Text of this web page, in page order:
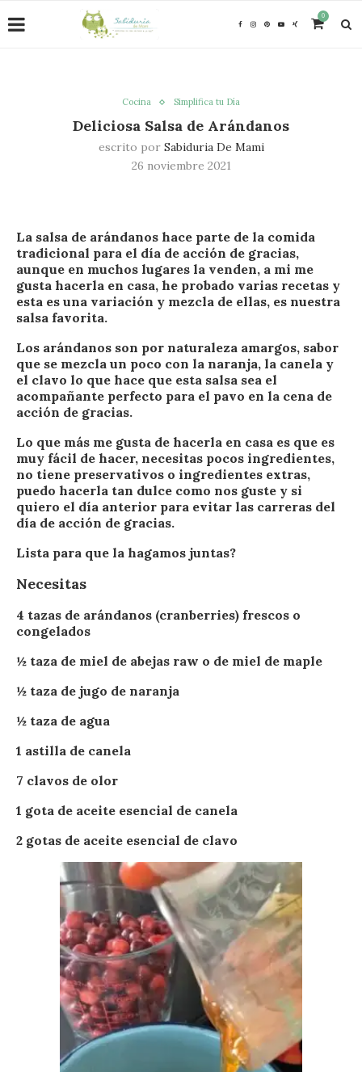
0
Cocina Simplifica tu Día
Deliciosa Salsa de Arándanos
escrito por Sabiduria De Mami
26 noviembre 2021
La salsa de arándanos hace parte de la comida
tradicional para el día de acción de gracias,
aunque en muchos lugares la venden, a mi me
gusta hacerla en casa, he probado varias recetas y
esta es una variación y mezcla de ellas, es nuestra
salsa favorita.
Los arándanos son por naturaleza amargos, sabor
que se mezcla un poco con la naranja, la canela y
el clavo lo que hace que esta salsa sea el
acompañante perfecto para el pavo en la cena de
acción de gracias.
Lo que más me gusta de hacerla en casa es que es
muy fácil de hacer, necesitas pocos ingredientes,
no tiene preservativos o ingredientes extras,
puedo hacerla tan dulce como nos guste y si
quiero el día anterior para evitar las carreras del
día de acción de gracias.
Lista para que la hagamos juntas?
Necesitas
4 tazas de arándanos (cranberries) frescos o
congelados
½ taza de miel de abejas raw o de miel de maple
½ taza de jugo de naranja
½ taza de agua
1 astilla de canela
7 clavos de olor
1 gota de aceite esencial de canela
2 gotas de aceite esencial de clavo